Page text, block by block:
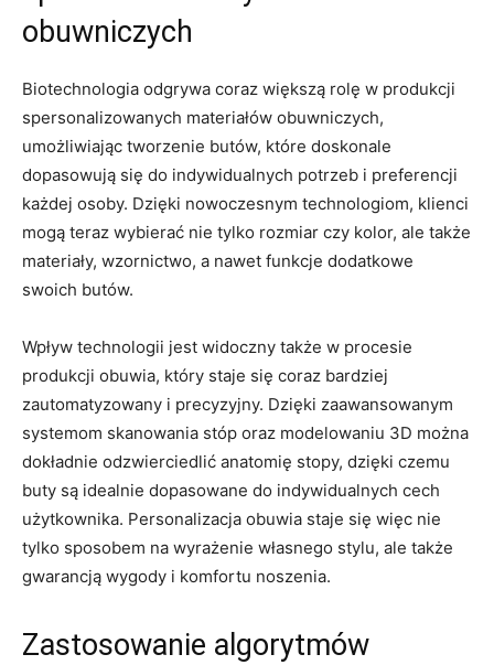
obuwniczych
Biotechnologia odgrywa coraz większą rolę w produkcji⁤
spersonalizowanych materiałów obuwniczych,
umożliwiając​ tworzenie⁢ butów, ​które ⁣doskonale
dopasowują się do indywidualnych potrzeb ⁣i preferencji
każdej osoby. Dzięki nowoczesnym technologiom, ​klienci
mogą teraz ‌wybierać​ nie tylko rozmiar‌ czy kolor,​ ale także
⁣materiały, wzornictwo,⁤ a ​nawet funkcje dodatkowe
swoich butów.
Wpływ technologii jest widoczny ‌także w procesie
produkcji ⁤obuwia, który staje ​się coraz ​bardziej
⁤zautomatyzowany⁤ i ‌precyzyjny. Dzięki⁢ zaawansowanym
systemom skanowania stóp oraz modelowaniu 3D‌ można⁢
dokładnie odzwierciedlić anatomię⁣ stopy, ‍dzięki czemu
buty⁤ są idealnie dopasowane do indywidualnych​ cech
użytkownika. Personalizacja obuwia staje się więc nie‌
tylko sposobem na wyrażenie własnego stylu, ⁣ale także
gwarancją‍ wygody i ​komfortu noszenia.
Zastosowanie algorytmów